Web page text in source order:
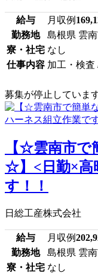
給与 月収例
勤務地
島根県 雲
寮・社宅 なし
仕事内容 加工・検査
募集が停止していま
【☆雲南市で
☆】<日勤×高
す！！
日総工産株式会社
給与 月収例
勤務地
島根県 雲
寮・社宅 なし